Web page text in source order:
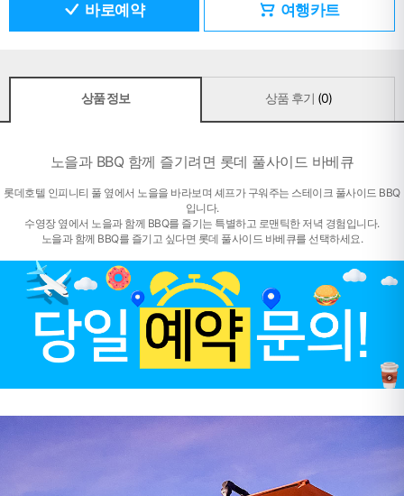
바로예약 여행카트
상품 정보 상품 후기 (0)
노을과 BBQ 함께 즐기려면 롯데 풀사이드 바베큐
롯데호텔 인피니티 풀 옆에서 노을을 바라보며 셰프가 구워주는 스테이크 풀사이드 BBQ
입니다.
수영장 옆에서 노을과 함께 BBQ를 즐기는 특별하고 로맨틱한 저녁 경험입니다.
노을과 함께 BBQ를 즐기고 싶다면 롯데 풀사이드 바베큐를 선택하세요.